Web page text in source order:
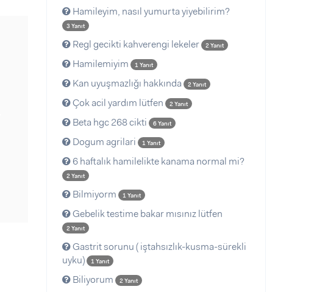
Hamileyim, nasıl yumurta yiyebilirim?
3 Yanıt
Regl gecikti kahverengi lekeler 2 Yanıt
Hamilemiyim 1 Yanıt
Kan uyuşmazlığı hakkında 2 Yanıt
Çok acil yardım lütfen 2 Yanıt
Beta hgc 268 cikti 6 Yanıt
Dogum agrilari 1 Yanıt
6 haftalık hamilelikte kanama normal mi?
2 Yanıt
Bilmiyorm 1 Yanıt
Gebelik testime bakar mısınız lütfen
2 Yanıt
Gastrit sorunu ( iştahsızlık-kusma-sürekli
uyku)
1 Yanıt
Biliyorum 2 Yanıt